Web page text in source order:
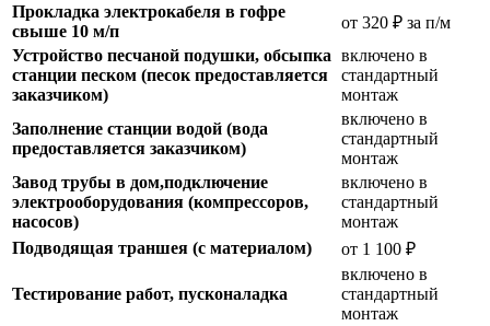
Прокладка электрокабеля в гофре
свыше 10 м/п
от 320 ₽ за п/м
Устройство песчаной подушки, обсыпка
станции песком (песок предоставляется
заказчиком)
включено в
стандартный
монтаж
Заполнение станции водой (вода
предоставляется заказчиком)
включено в
стандартный
монтаж
Завод трубы в дом,подключение
электрооборудования (компрессоров,
насосов)
включено в
стандартный
монтаж
Подводящая траншея (с материалом)
от 1 100 ₽
Тестирование работ, пусконаладка
включено в
стандартный
монтаж